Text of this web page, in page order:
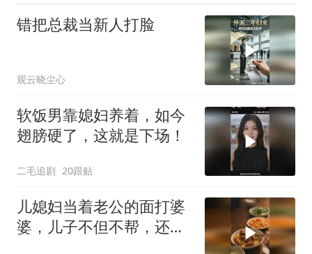
错把总裁当新人打脸
观云晓尘心
软饭男靠媳妇养着，如今
翅膀硬了，这就是下场！
二毛追剧 20跟贴
儿媳妇当着老公的面打婆
婆，儿子不但不帮，还助